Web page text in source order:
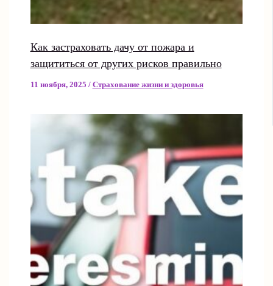
Как застраховать дачу от пожара и
защититься от других рисков правильно
11 ноября, 2025 / Страхование жизни и здоровья